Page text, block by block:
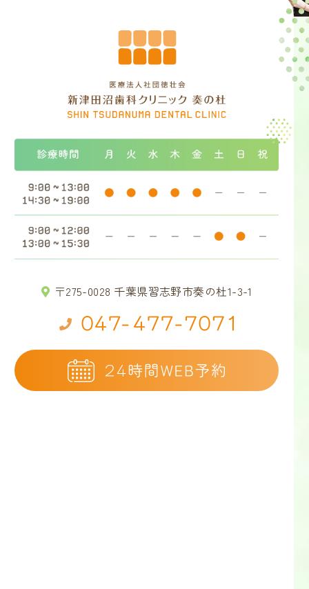
〒275-0028 千葉県習志野市奏の杜1-3-1